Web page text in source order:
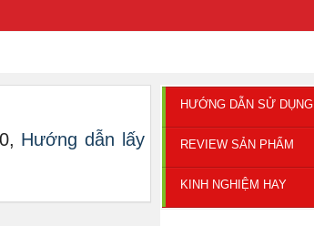
Hướng dẫn lấy
HƯỚNG DẪN SỬ DỤNG
REVIEW SẢN PHẨM
KINH NGHIỆM HAY